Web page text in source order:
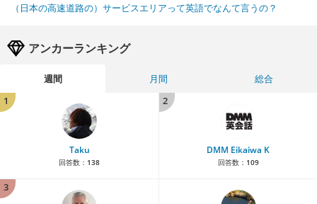
（日本の高速道路の）サービスエリアって英語でなんて言うの？
アンカーランキング
週間 月間
総合
1
Taku
回答数： 138
2
DMM Eikaiwa K
回答数： 109
3